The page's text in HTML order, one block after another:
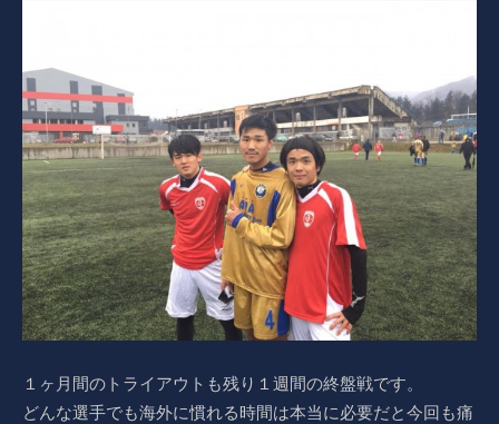
１ヶ月間のトライアウトも残り１週間の終盤戦です。
どんな選手でも海外に慣れる時間は本当に必要だと今回も痛